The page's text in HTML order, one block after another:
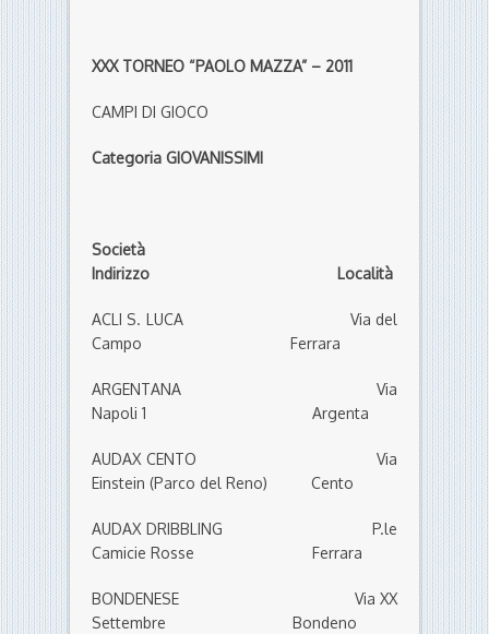
XXX TORNEO “PAOLO MAZZA” – 2011
CAMPI DI GIOCO
Categoria GIOVANISSIMI
Società
Indirizzo Località
ACLI S. LUCA Via del
Campo Ferrara
ARGENTANA Via
Napoli 1 Argenta
AUDAX CENTO Via
Einstein (Parco del Reno) Cento
AUDAX DRIBBLING P.le
Camicie Rosse Ferrara
BONDENESE Via XX
Settembre Bondeno